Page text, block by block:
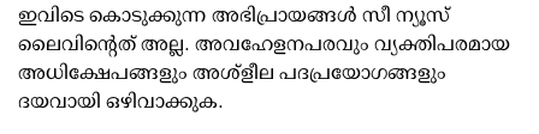
ഇവിടെ കൊടുക്കുന്ന അഭിപ്രായങ്ങള്‍ സീ ന്യൂസ്
ലൈവിന്റെത് അല്ല. അവഹേളനപരവും വ്യക്തിപരമായ
അധിക്ഷേപങ്ങളും അശ്‌ളീല പദപ്രയോഗങ്ങളും
ദയവായി ഒഴിവാക്കുക.